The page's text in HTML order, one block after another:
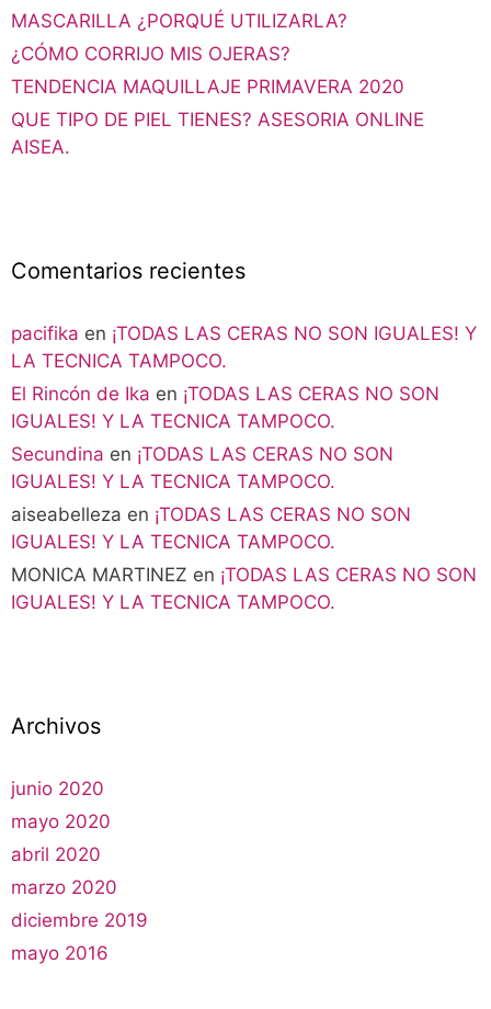
MASCARILLA ¿PORQUÉ UTILIZARLA?
¿CÓMO CORRIJO MIS OJERAS?
TENDENCIA MAQUILLAJE PRIMAVERA 2020
QUE TIPO DE PIEL TIENES? ASESORIA ONLINE
AISEA.
Comentarios recientes
pacifika en ¡TODAS LAS CERAS NO SON IGUALES! Y
LA TECNICA TAMPOCO.
El Rincón de Ika en ¡TODAS LAS CERAS NO SON
IGUALES! Y LA TECNICA TAMPOCO.
Secundina en ¡TODAS LAS CERAS NO SON
IGUALES! Y LA TECNICA TAMPOCO.
aiseabelleza en ¡TODAS LAS CERAS NO SON
IGUALES! Y LA TECNICA TAMPOCO.
MONICA MARTINEZ en ¡TODAS LAS CERAS NO SON
IGUALES! Y LA TECNICA TAMPOCO.
Archivos
junio 2020
mayo 2020
abril 2020
marzo 2020
diciembre 2019
mayo 2016